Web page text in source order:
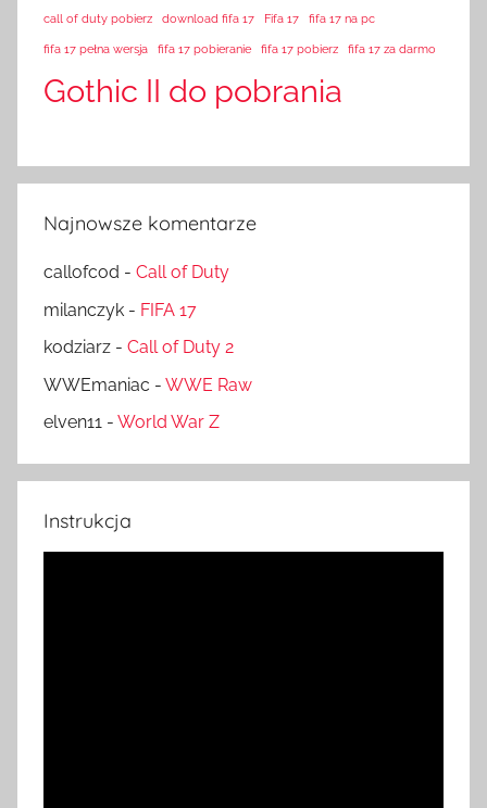
call of duty pobierz download fifa 17 Fifa 17 fifa 17 na pc
fifa 17 pełna wersja fifa 17 pobieranie fifa 17 pobierz fifa 17 za darmo
Gothic II do pobrania
Najnowsze komentarze
callofcod - Call of Duty
milanczyk - FIFA 17
kodziarz - Call of Duty 2
WWEmaniac - WWE Raw
elven11 - World War Z
Instrukcja